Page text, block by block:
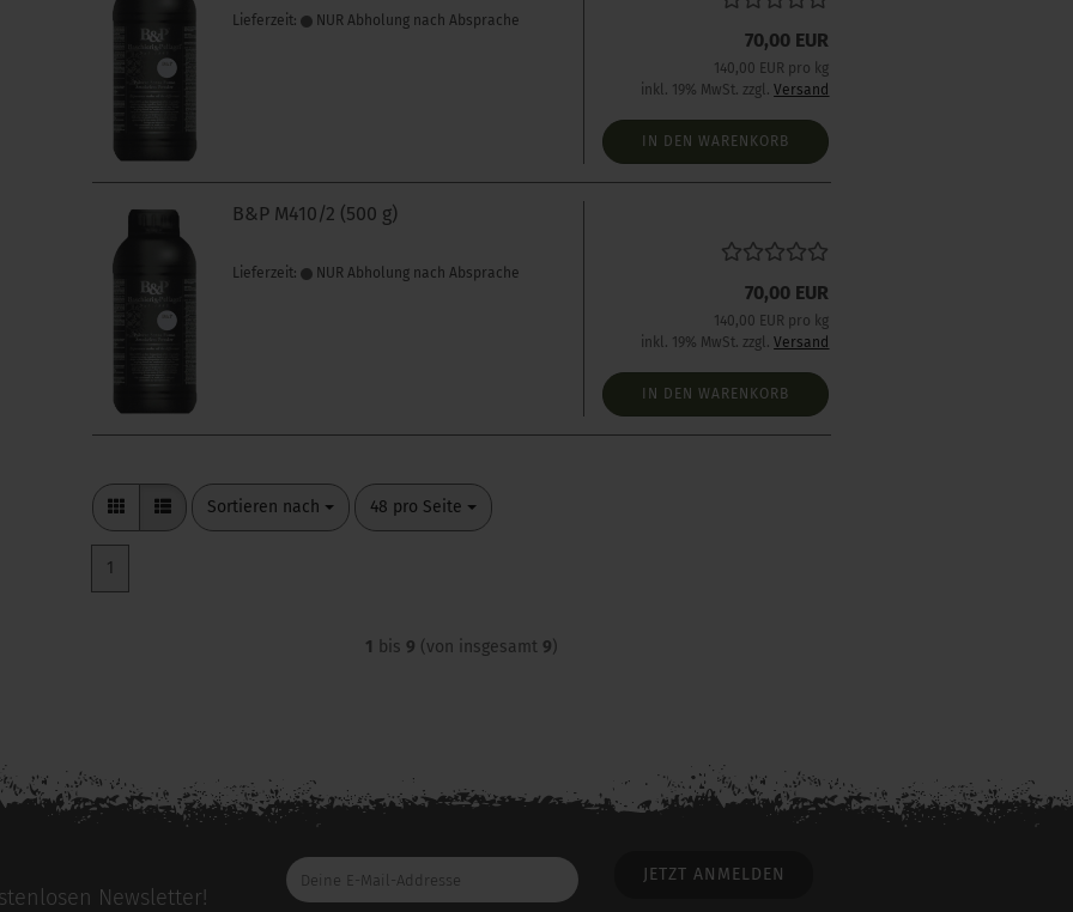
Lieferzeit: NUR Abholung nach Absprache
70,00 EUR
140,00 EUR pro kg
inkl. 19% MwSt. zzgl.Versand
IN DEN WARENKORB
B&P M410/2 (500 g)
Lieferzeit: NUR Abholung nach Absprache
70,00 EUR
140,00 EUR pro kg
inkl. 19% MwSt. zzgl.Versand
IN DEN WARENKORB
Sortieren nach
Sortieren nach 48 pro Seite
pro Seite
1
1 bis 9 (von insgesamt 9)
Newsletter!
Deine
E-